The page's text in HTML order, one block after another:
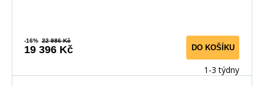
-16% 22 986 Kč
19 396 Kč DO KOŠÍKU
1-3 týdny